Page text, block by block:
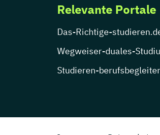
Relevante Portale
Das-Richtige-
Wegweiser-duales-
Studieren-